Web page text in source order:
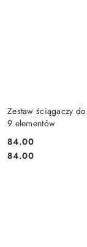
Zestaw ściągaczy
9 elementów
Cena:
84.00
Cena:
84.00